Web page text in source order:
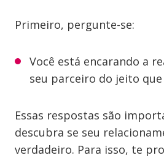
Primeiro, pergunte-se:
Você está encarando a
seu parceiro do jeito
Essas respostas são
descubra se seu
verdadeiro. Para isso, te